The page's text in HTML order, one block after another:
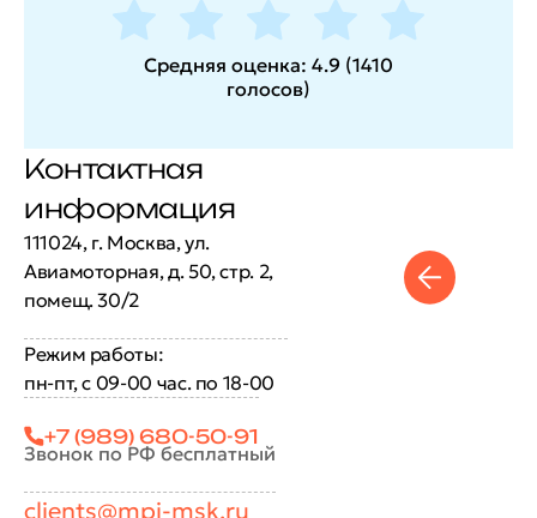
Средняя оценка: 4.9 (1410
голосов)
Контактная
информация
111024, г. Москва, ул.
Авиамоторная, д. 50, стр. 2,
помещ. 30/2
Режим работы:
пн-пт, с 09-00 час. по 18-00
+7 (989) 680-50-91
Звонок по РФ бесплатный
clients@mpi-msk.ru